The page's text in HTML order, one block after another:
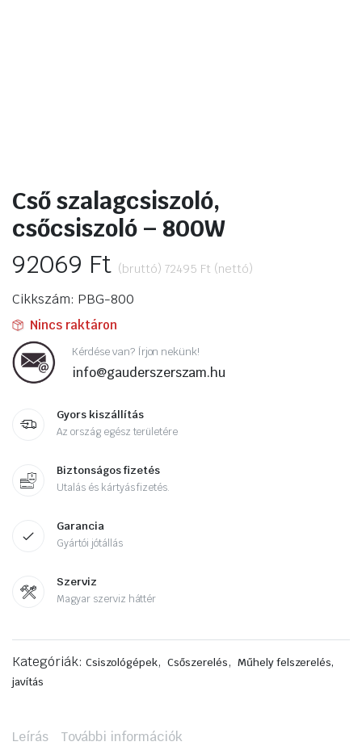
Cső szalagcsiszoló,
csőcsiszoló – 800W
92069 Ft (bruttó) 72495 Ft (nettó)
Cikkszám: PBG-800
Nincs raktáron
Kérdése van? Írjon nekünk!
info@gauderszerszam.hu
Gyors kiszállítás
Az ország egész területére
Biztonságos fizetés
Utalás és kártyás fizetés.
Garancia
Gyártói jótállás
Szerviz
Magyar szerviz háttér
Kategóriák: Csiszológépek, Csőszerelés, Műhely felszerelés,
javítás
Leírás További információk